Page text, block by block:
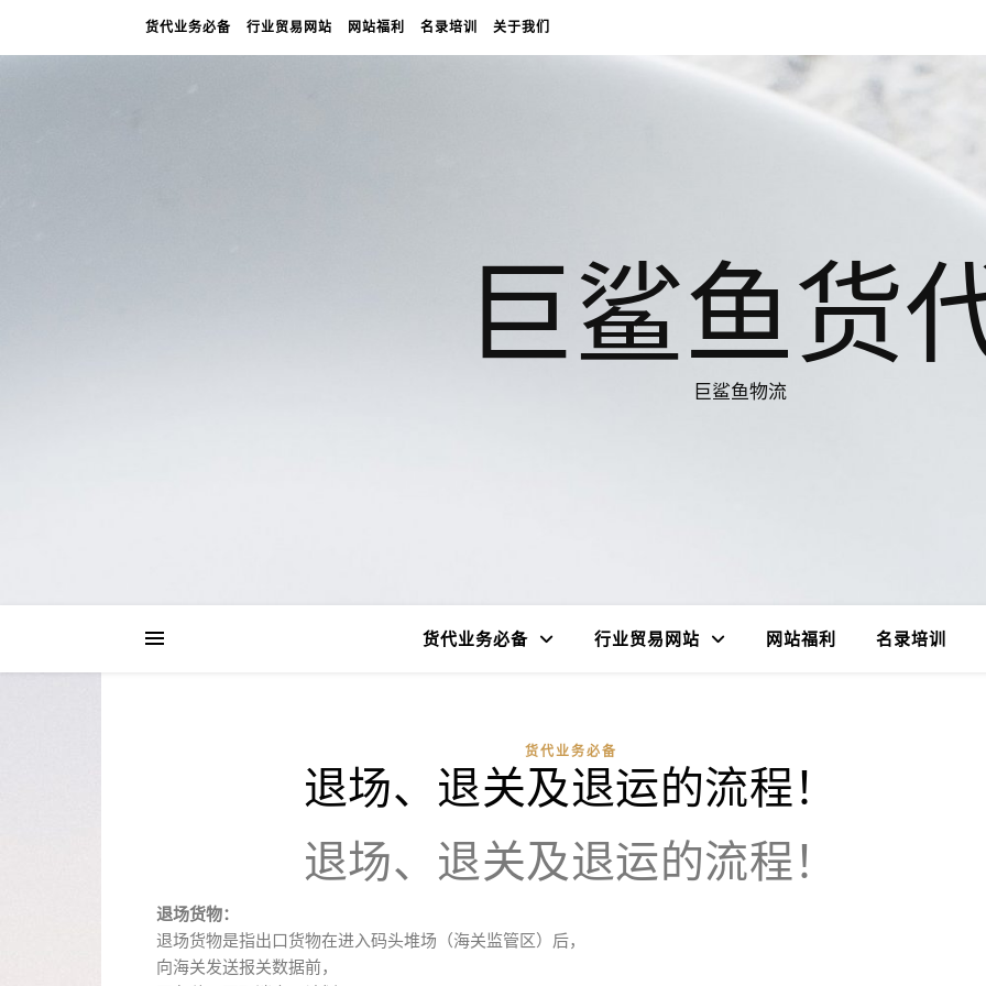
货代业务必备 行业贸易网站 网站福利 名录培训 关于我们
巨鲨鱼货
巨鲨鱼物流
货代业务必备 行业贸易网站 网站福利 名录培训
货代业务必备
退场、退关及退运的流程！
退场、退关及退运的流程！
退场货物：
退场货物是指出口货物在进入码头堆场（海关监管区）后，
向海关发送报关数据前，